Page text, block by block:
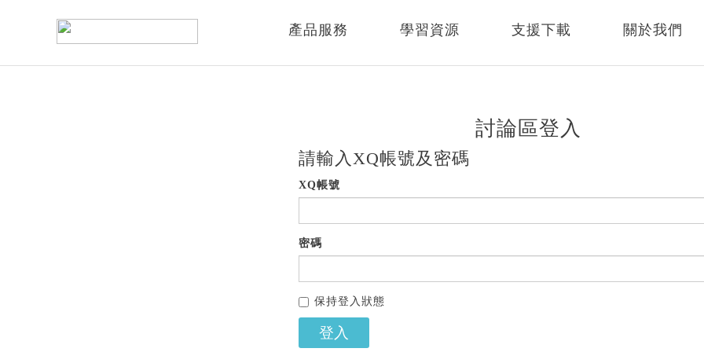
產品服務 學習資源 支援下載 關於我們
討論區登入
請輸入XQ帳號及密碼
XQ帳號
密碼
保持登入狀態
登入